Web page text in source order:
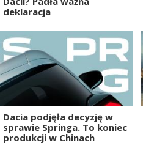
deklaracja
Dacia podjęła decyzję w
sprawie Springa. To koniec
produkcji w Chinach